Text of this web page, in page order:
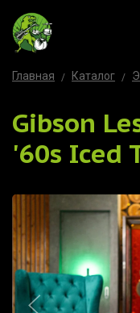
Главная Каталог
Gibson
'60s Iced